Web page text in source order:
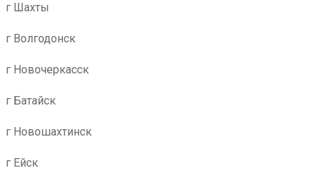
г Шахты
г Волгодонск
г Новочеркасск
г Батайск
г Новошахтинск
г Ейск